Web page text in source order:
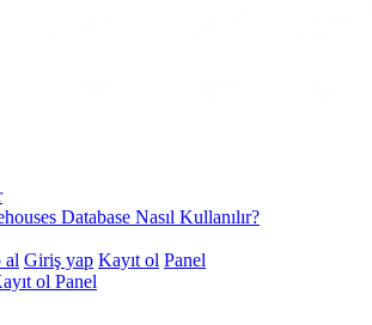
Database Nasıl Kullanılır?
al Giriş yap Kayıt ol Panel
ol Panel